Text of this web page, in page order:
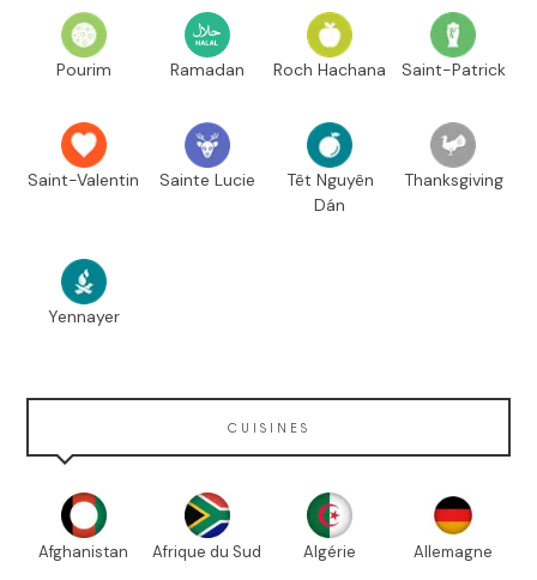
Pourim Ramadan Roch Hachana Saint-Patrick
Saint-Valentin Sainte Lucie
Têt Nguyên
Dán
Thanksgiving
Yennayer
CUISINES
Afghanistan Afrique du Sud Algérie Allemagne